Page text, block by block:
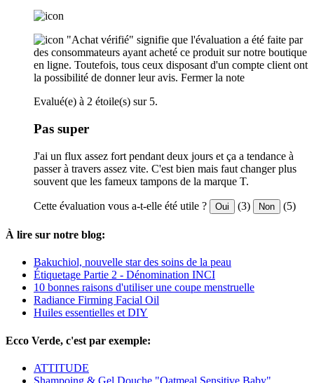
"Achat vérifié" signifie que l'évaluation a été faite par
des consommateurs ayant acheté ce produit sur notre boutique
en ligne. Toutefois, tous ceux disposant d'un compte client ont
la possibilité de donner leur avis. Fermer la note
Evalué(e) à 2 étoile(s) sur 5.
Pas super
J'ai un flux assez fort pendant deux jours et ça a tendance à
passer à travers assez vite. C'est bien mais faut changer plus
souvent que les fameux tampons de la marque T.
Cette évaluation vous a-t-elle été utile ? Oui (3) Non (5)
À lire sur notre blog:
Bakuchiol, nouvelle star des soins de la peau
Étiquetage Partie 2 - Dénomination INCI
10 bonnes raisons d'utiliser une coupe menstruelle
Radiance Firming Facial Oil
Huiles essentielles et DIY
Ecco Verde, c'est par exemple:
ATTITUDE
Shampoing & Gel Douche "Oatmeal Sensitive Baby"